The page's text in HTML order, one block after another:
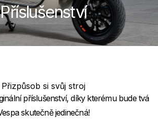
Příslušenství
Přizpůsob si svůj stroj
příslušenství, díky kterému bude tvá
skutečně jedinečná!